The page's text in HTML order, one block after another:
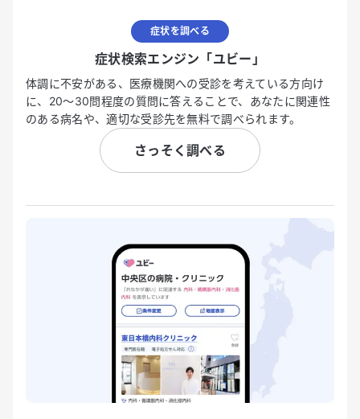
症状を調べる
症状検索エンジン「ユビー」
体調に不安がある、医療機関への受診を考えている方向け
に、20〜30問程度の質問に答えることで、あなたに関連性
のある病名や、適切な受診先を無料で調べられます。
さっそく調べる